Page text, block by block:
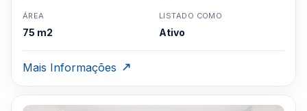
ÁREA
75 m2
LISTADO COMO
Ativo
Mais Informações